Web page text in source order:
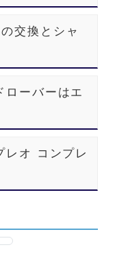
交換とシャ
ローバーはエ
レオ コンプレ